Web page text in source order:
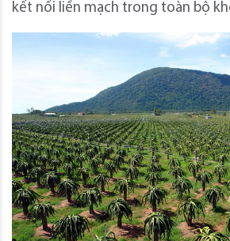
kết nối liền mạch trong toàn bộ